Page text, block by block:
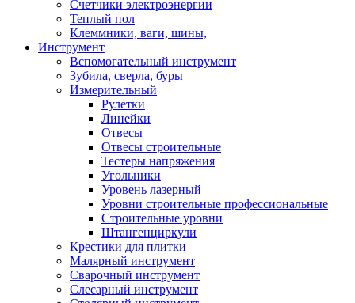
Счетчики электроэнергии
Теплый пол
Клеммники, ваги, шины,
Инструмент
Вспомогательный инструмент
Зубила, сверла, буры
Измерительный
Рулетки
Линейки
Отвесы
Отвесы строительные
Тестеры напряжения
Угольники
Уровень лазерный
Уровни строительные профессиональные
Строительные уровни
Штангенциркули
Крестики для плитки
Малярный инструмент
Сварочный инструмент
Слесарный инструмент